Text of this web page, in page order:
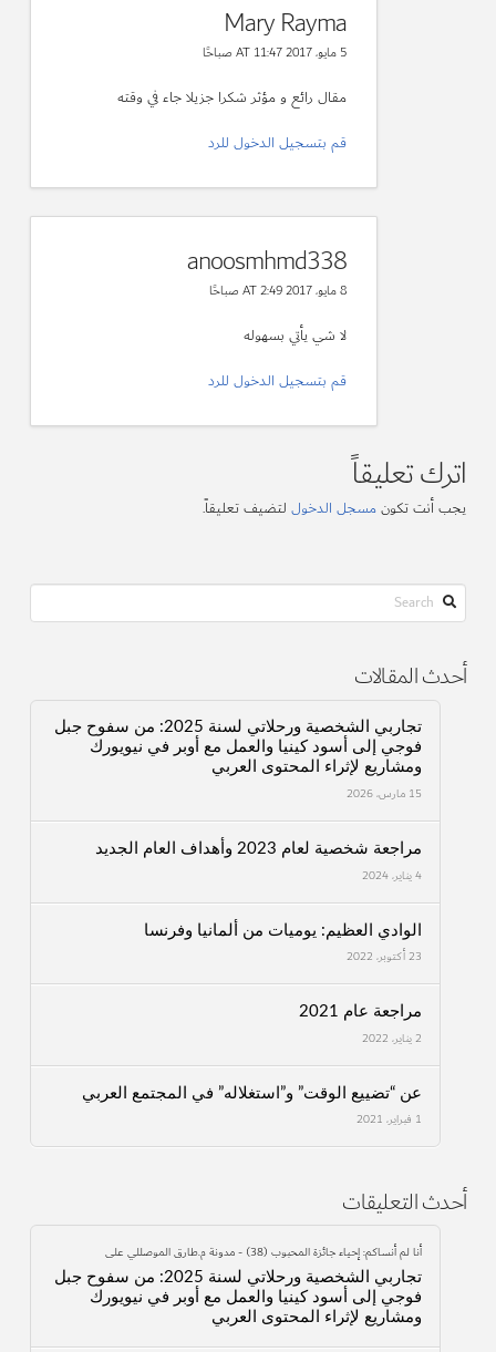
Mary Rayma
5 مايو، 2017 AT 11:47 صباحًا
مقال رائع و مؤثر شكرا جزيلا جاء في وقته
قم بتسجيل الدخول للرد
anoosmhmd338
8 مايو، 2017 AT 2:49 صباحًا
لا شي يأتي بسهوله
قم بتسجيل الدخول للرد
اترك تعليقاً
يجب أنت تكونمسجل الدخوللتضيف تعليقاً.
Search
أحدث المقالات
تجاربي الشخصية ورحلاتي لسنة 2025: من سفوح جبل
فوجي إلى أسود كينيا والعمل مع أوبر في نيويورك
ومشاريع لإثراء المحتوى العربي
15 مارس، 2026
مراجعة شخصية لعام 2023 وأهداف العام الجديد
4 يناير، 2024
الوادي العظيم: يوميات من ألمانيا وفرنسا
23 أكتوبر، 2022
مراجعة عام 2021
2 يناير، 2022
عن “تضييع الوقت” و”استغلاله” في المجتمع العربي
1 فبراير، 2021
أحدث التعليقات
أنا لم أنساكم: إحياء جائزة المحبوب (38) - مدونة م.طارق الموصللي على
تجاربي الشخصية ورحلاتي لسنة 2025: من سفوح جبل
فوجي إلى أسود كينيا والعمل مع أوبر في نيويورك
ومشاريع لإثراء المحتوى العربي